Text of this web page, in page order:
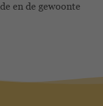
en de gewoonte